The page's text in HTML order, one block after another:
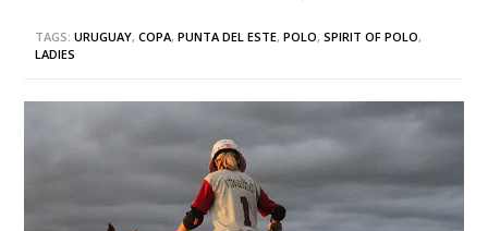
TAGS:URUGUAY,COPA,PUNTA DEL ESTE,POLO,SPIRIT OF POLO,
LADIES